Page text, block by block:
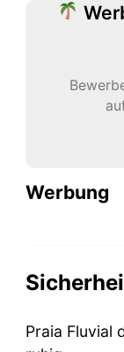
Werbung
Praia Fluvial